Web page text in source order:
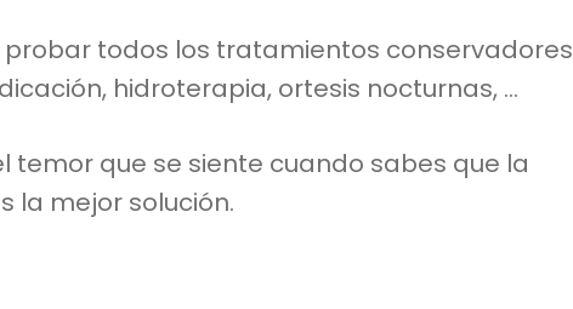
todos los tratamientos conservadores
hidroterapia, ortesis nocturnas, …
temor que se siente cuando sabes que la
la mejor solución.